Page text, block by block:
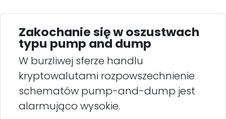
Zakochanie się w oszustwach
typu pump and dump
W burzliwej sferze handlu
kryptowalutami rozpowszechnienie
schematów pump-and-dump jest
alarmująco wysokie.